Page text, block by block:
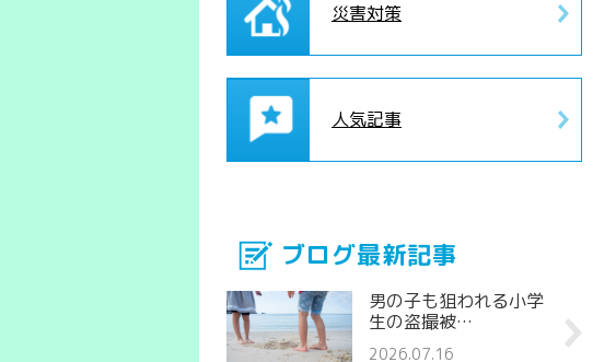
災害対策
人気記事
ブログ最新記事
男の子も狙われる小学
生の盗撮被…
2026.07.16